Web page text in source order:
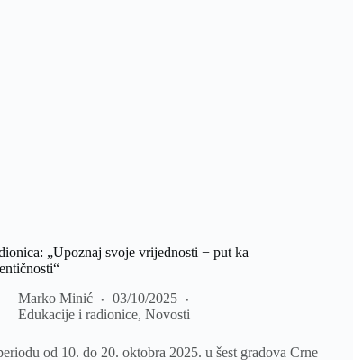
„Upoznaj svoje vrijednosti − put ka
Marko Minić
03/10/2025
Edukacije i radionice,Novosti
od 10. do 20. oktobra 2025. u šest gradova Crne